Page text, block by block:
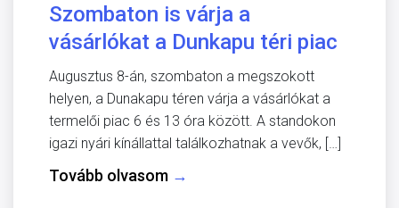
Szombaton is várja a
vásárlókat a Dunkapu téri piac
Augusztus 8-án, szombaton a megszokott
helyen, a Dunakapu téren várja a vásárlókat a
termelői piac 6 és 13 óra között. A standokon
igazi nyári kínállattal találkozhatnak a vevők, […]
Tovább olvasom →